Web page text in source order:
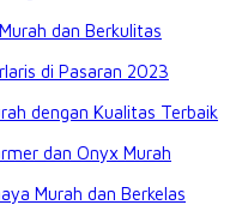
dan Berkulitas
di Pasaran 2023
dengan Kualitas Terbaik
dan Onyx Murah
Murah dan Berkelas